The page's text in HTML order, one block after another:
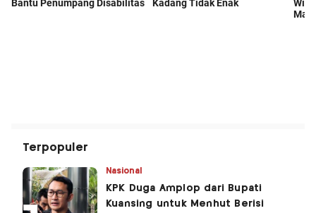
Terpopuler
Nasional
KPK Duga Amplop dari Bupati
Kuansing untuk Menhut Berisi